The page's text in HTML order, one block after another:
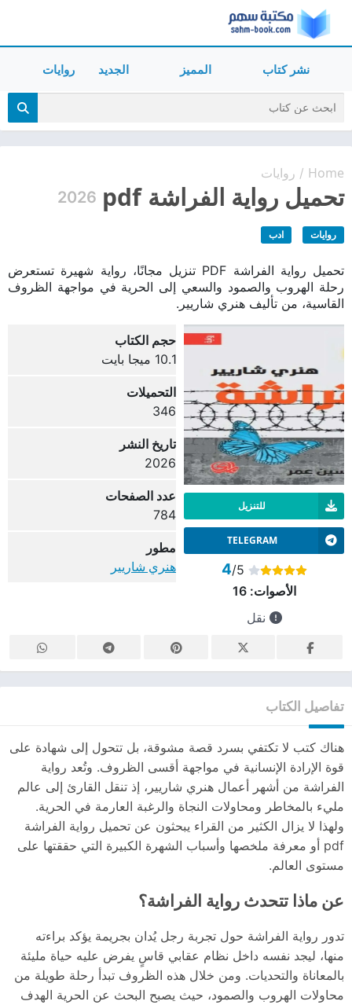
نشر كتاب المميز الجديد روايات
Home
/ روايات
تحميل رواية الفراشة pdf 2026
روايات ادب
تحميل رواية الفراشة PDF تنزيل مجانًا، رواية شهيرة تستعرض
رحلة الهروب والصمود والسعي إلى الحرية في مواجهة الظروف
القاسية، من تأليف هنري شاريير.
للتنزيل
TELEGRAM
4/5
الأصوات:16
نقل
حجم الكتاب
10.1 ميجا بايت
التحميلات
346
تاريخ النشر
2026
عدد الصفحات
784
مطور
هنري شاريير
تفاصيل الكتاب
هناك كتب لا تكتفي بسرد قصة مشوقة، بل تتحول إلى شهادة على
قوة الإرادة الإنسانية في مواجهة أقسى الظروف. وتُعد رواية
الفراشة من أشهر أعمال هنري شاريير، إذ تنقل القارئ إلى عالم
مليء بالمخاطر ومحاولات النجاة والرغبة العارمة في الحرية.
ولهذا لا يزال الكثير من القراء يبحثون عن تحميل رواية الفراشة
pdf أو معرفة ملخصها وأسباب الشهرة الكبيرة التي حققتها على
مستوى العالم.
عن ماذا تتحدث رواية الفراشة؟
تدور رواية الفراشة حول تجربة رجل يُدان بجريمة يؤكد براءته
منها، ليجد نفسه داخل نظام عقابي قاسٍ يفرض عليه حياة مليئة
بالمعاناة والتحديات. ومن خلال هذه الظروف تبدأ رحلة طويلة من
محاولات الهروب والصمود، حيث يصبح البحث عن الحرية الهدف